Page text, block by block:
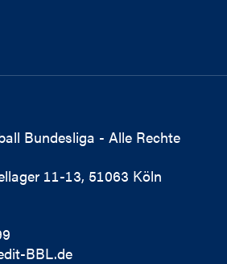
Bundesliga - Alle Rechte
11-13, 51063 Köln
BBL.de